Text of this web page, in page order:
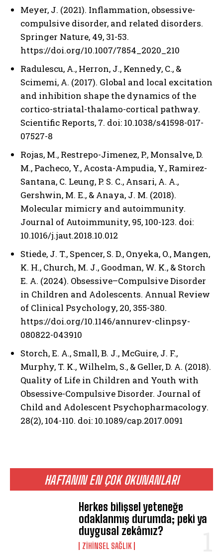
HAFTANIN EN ÇOK OKUNANLARI
Herkes bilişsel yeteneğe
odaklanmış durumda; peki ya
duygusal zekâmız?
ZIHINSEL SAĞLIK
Meyer, J. (2021). Inflammation, obsessive-
compulsive disorder, and related disorders.
Springer Nature, 49, 31-53.
https://doi.org/10.1007/7854_2020_210
Radulescu, A., Herron, J., Kennedy, C., &
Scimemi, A. (2017). Global and local excitation
and inhibition shape the dynamics of the
cortico-striatal-thalamo-cortical pathway.
Scientific Reports, 7. doi: 10.1038/s41598-017-
07527-8
Rojas, M., Restrepo-Jimenez, P., Monsalve, D.
M., Pacheco, Y., Acosta-Ampudia, Y., Ramirez-
Santana, C. Leung, P. S. C., Ansari, A. A.,
Gershwin, M. E., & Anaya, J. M. (2018).
Molecular mimicry and autoimmunity.
Journal of Autoimmunity, 95, 100-123. doi:
10.1016/j.jaut.2018.10.012
Stiede, J. T., Spencer, S. D., Onyeka, O., Mangen,
K. H., Church, M. J., Goodman, W. K., & Storch
E. A. (2024). Obsessive–Compulsive Disorder
in Children and Adolescents. Annual Review
of Clinical Psychology, 20, 355-380.
https://doi.org/10.1146/annurev-clinpsy-
080822-043910
Storch, E. A., Small, B. J., McGuire, J. F.,
Murphy, T. K., Wilhelm, S., & Geller, D. A. (2018).
Quality of Life in Children and Youth with
Obsessive-Compulsive Disorder. Journal of
Child and Adolescent Psychopharmacology.
28(2), 104-110. doi: 10.1089/cap.2017.0091